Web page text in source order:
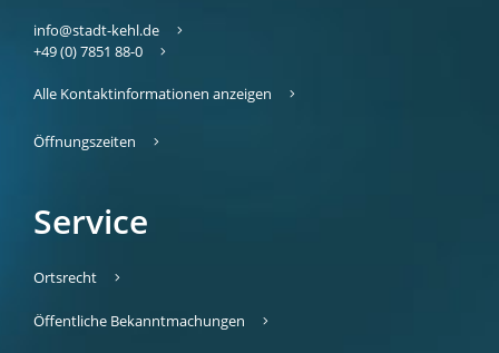
info@stadt-kehl.de
+49 (0) 7851 88-0
Alle Kontaktinformationen anzeigen
Öffnungszeiten
Service
Ortsrecht
Öffentliche Bekanntmachungen